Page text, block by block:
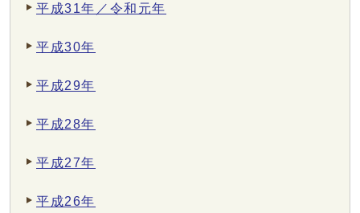
平成31年／令和元年
平成30年
平成29年
平成28年
平成27年
平成26年